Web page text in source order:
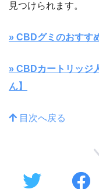
見つけられます。
» CBDグミのおすす
» CBDカートリッジ
ん】
目次へ戻る